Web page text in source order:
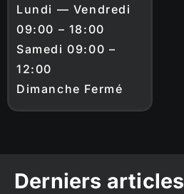
Lundi — Vendredi
09:00 – 18:00
Samedi 09:00 –
12:00
Dimanche Fermé
Derniers articles